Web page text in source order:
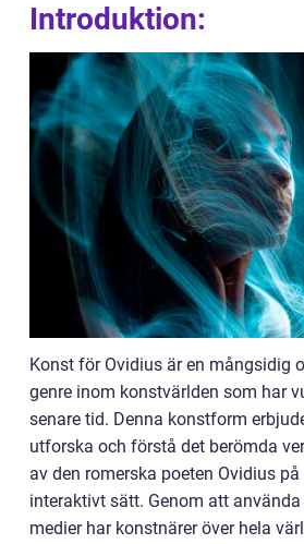
Introduktion:
Konst för Ovidius är en mångsidig
genre inom konstvärlden som har
senare tid. Denna konstform
utforska och förstå det berömda
av den romerska poeten Ovidius
interaktivt sätt. Genom att
medier har konstnärer över hela